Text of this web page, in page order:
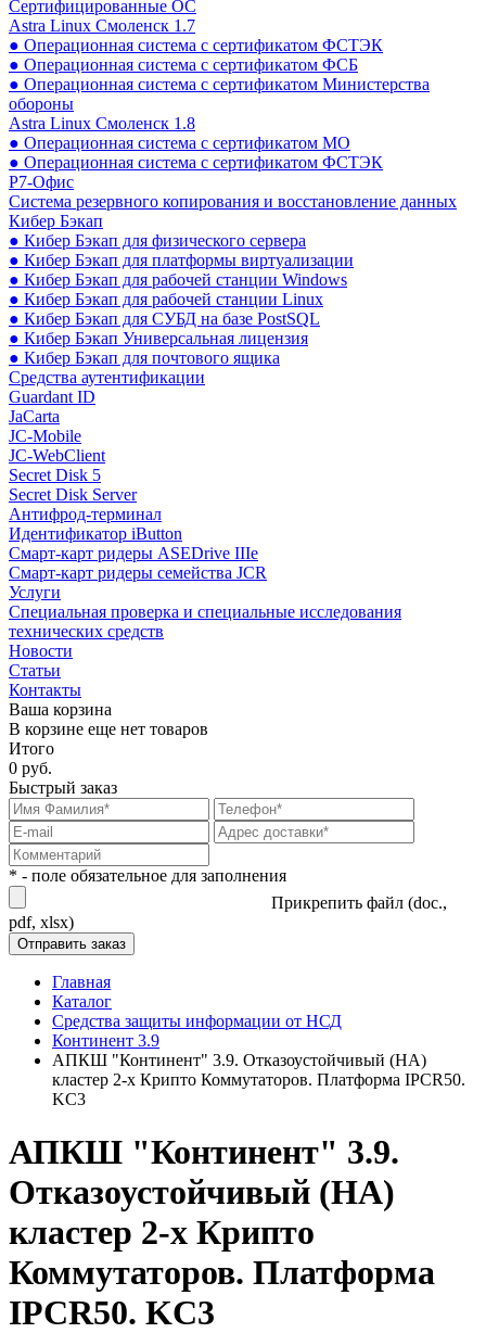
Сертифицированные ОС
Astra Linux Смоленск 1.7
● Операционная система с сертификатом ФСТЭК
● Операционная система с сертификатом ФСБ
● Операционная система с сертификатом Министерства
обороны
Astra Linux Смоленск 1.8
● Операционная система с сертификатом МО
● Операционная система с сертификатом ФСТЭК
Р7-Офис
Система резервного копирования и восстановление данных
Кибер Бэкап
● Кибер Бэкап для физического сервера
● Кибер Бэкап для платформы виртуализации
● Кибер Бэкап для рабочей станции Windows
● Кибер Бэкап для рабочей станции Linux
● Кибер Бэкап для СУБД на базе PostSQL
● Кибер Бэкап Универсальная лицензия
● Кибер Бэкап для почтового ящика
Средства аутентификации
Guardant ID
JaCarta
JC-Mobile
JC-WebClient
Secret Disk 5
Secret Disk Server
Антифрод-терминал
Идентификатор iButton
Смарт-карт ридеры ASEDrive IIIe
Смарт-карт ридеры семейства JCR
Услуги
Специальная проверка и специальные исследования
технических средств
Новости
Статьи
Контакты
Ваша корзина
В корзине еще нет товаров
Итого
0 руб.
Быстрый заказ
* - поле обязательное для заполнения
Прикрепить файл (doc.,
pdf, xlsx)
Главная
Каталог
Средства защиты информации от НСД
Континент 3.9
АПКШ "Континент" 3.9. Отказоустойчивый (HA)
кластер 2-х Крипто Коммутаторов. Платформа IPCR50.
KC3
АПКШ "Континент" 3.9.
Отказоустойчивый (HA)
кластер 2-х Крипто
Коммутаторов. Платформа
IPCR50. KC3